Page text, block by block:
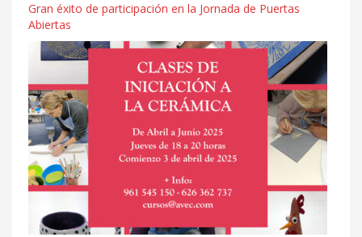
Gran éxito de participación en la Jornada de Puertas
Abiertas